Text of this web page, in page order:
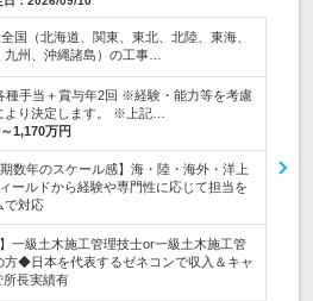
国（北海道、関東、東北、北陸、東海、
州、沖縄諸島）の工事…
種手当＋賞与年2回 ※経験・能力等を考慮
より決定します。 ※上記…
1,170万円
期数年のスケール感】海・陸・海外・洋上
ルドから経験や専門性に応じて担当を
で対応
一級土木施工管理技士or一級土木施工管
方◆日本を代表するゼネコンで収入＆キャ
長実績有